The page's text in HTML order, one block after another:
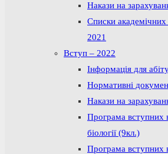
Накази на
Списки
2021
Вступ – 2022
Інформація для
Нормативні
Накази на
Програма вступних
біології (9кл.)
Програма вступних